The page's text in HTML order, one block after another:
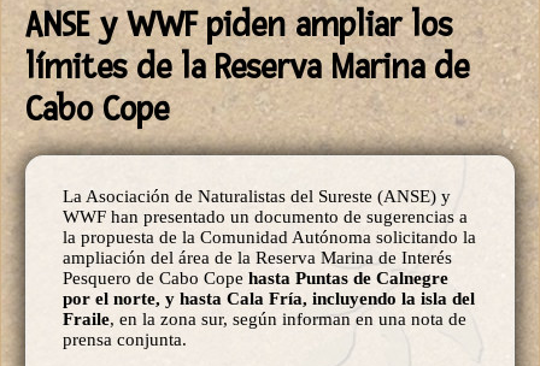
ANSE y WWF piden ampliar los
límites de la Reserva Marina de
Cabo Cope
La Asociación de Naturalistas del Sureste (ANSE) y
WWF han presentado un documento de sugerencias a
la propuesta de la Comunidad Autónoma solicitando la
ampliación del área de la Reserva Marina de Interés
Pesquero de Cabo Cope hasta Puntas de Calnegre
por el norte, y hasta Cala Fría, incluyendo la isla del
Fraile, en la zona sur, según informan en una nota de
prensa conjunta.